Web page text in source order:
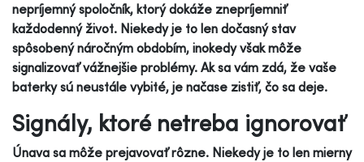
nepríjemný spoločník, ktorý dokáže znepríjemniť
každodenný život. Niekedy je to len dočasný stav
spôsobený náročným obdobím, inokedy však môže
signalizovať vážnejšie problémy. Ak sa vám zdá, že vaše
baterky sú neustále vybité, je načase zistiť, čo sa deje.
Signály, ktoré netreba ignorovať
Únava sa môže prejavovať rôzne. Niekedy je to len mierny